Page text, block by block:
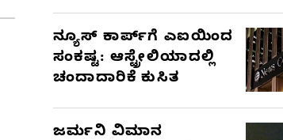
ನ್ಯೂಸ್ ಕಾರ್ಪ್‌ಗೆ ಎಐಯಿಂದ
ಸಂಕಷ್ಟ: ಆಸ್ಟ್ರೇಲಿಯಾದಲ್ಲಿ
ಚಂದಾದಾರಿಕೆ ಕುಸಿತ
ಜರ್ಮನಿ ವಿಮಾನ